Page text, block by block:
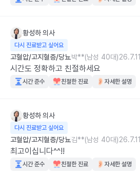
황성하의사
다시 진료받고 싶어요
고혈압/고지혈증/당뇨박**(남성 40대)26.7.11
시간도 정확하고 친절하세요
시간 준수 친절한 진료 자세한 설명
황성하의사
다시 진료받고 싶어요
고혈압/고지혈증/당뇨김**(남성 40대)26.7.11
최고이십니다^^!!
시간 준수 친절한 진료 자세한 설명